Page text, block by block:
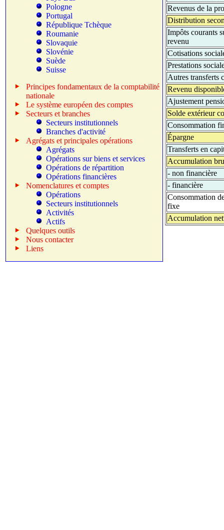
Pologne
Portugal
République Tchèque
Roumanie
Slovaquie
Slovénie
Suède
Suisse
Principes fondamentaux de la comptabilité
nationale
Le système européen des comptes
Secteurs et branches
Secteurs institutionnels
Branches d'activité
Agrégats et principales opérations
Agrégats
Opérations sur biens et services
Opérations de répartition
Opérations financières
Nomenclatures et comptes
Opérations
Secteurs institutionnels
Activités
Actifs
Quelques outils
Nous contacter
Liens
Revenus de la
Distribution
Impôts courants
revenu
Cotisations
Prestations
Autres transferts
Revenu
Ajustement
Solde extérieur
Consommation
Épargne
Transferts en
Accumulation
- non financière
- financière
Consommation
fixe
Accumulation